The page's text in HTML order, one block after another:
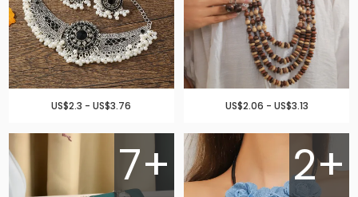
US$2.06 - US$3.13
US$2.3 - US$3.76
2+
7+